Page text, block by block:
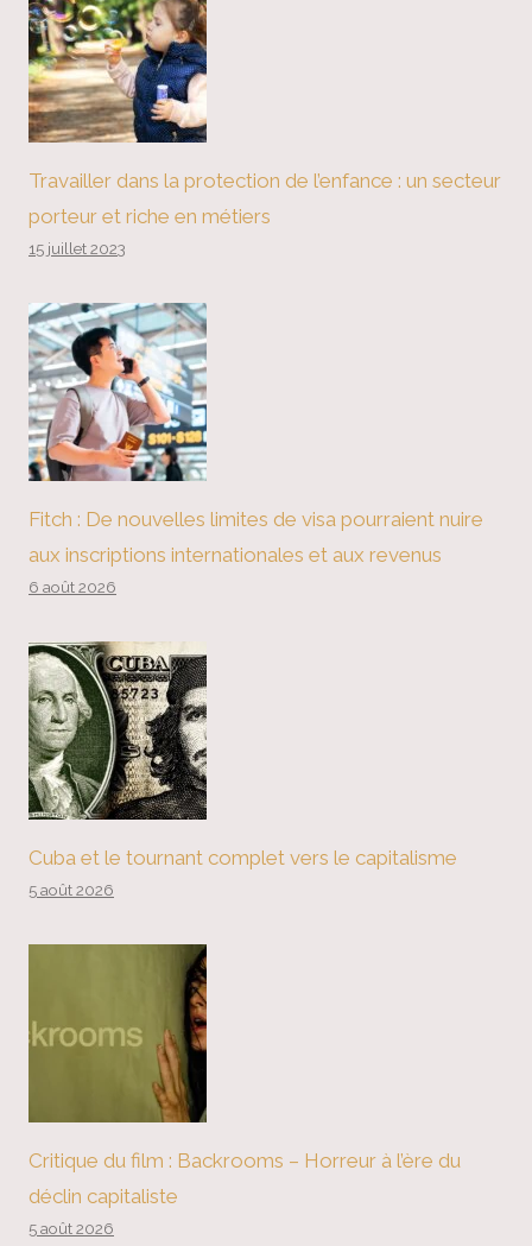
Travailler dans la protection de l’enfance : un secteur
porteur et riche en métiers
15 juillet 2023
Fitch : De nouvelles limites de visa pourraient nuire
aux inscriptions internationales et aux revenus
6 août 2026
Cuba et le tournant complet vers le capitalisme
5 août 2026
Critique du film : Backrooms – Horreur à l’ère du
déclin capitaliste
5 août 2026